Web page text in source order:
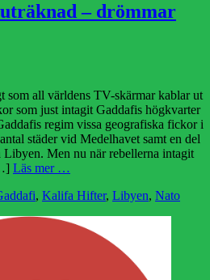
– drömmar
som all världens TV-skärmar kablar ut
som just intagit Gaddafis högkvarter
regim vissa geografiska fickor i
städer vid Medelhavet samt en del
Libyen. Men nu när rebellerna intagit
Läs mer …
, Kalifa Hifter, Libyen, Nato